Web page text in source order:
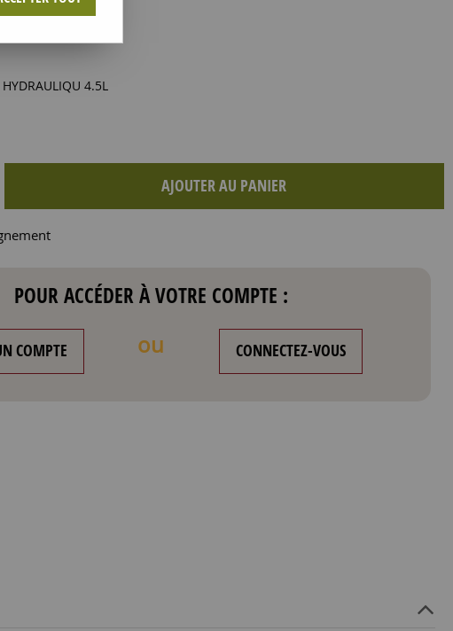
4.5L
AJOUTER AU PANIER
POUR ACCÉDER À VOTRE COMPTE :
COMPTE ou CONNECTEZ-VOUS